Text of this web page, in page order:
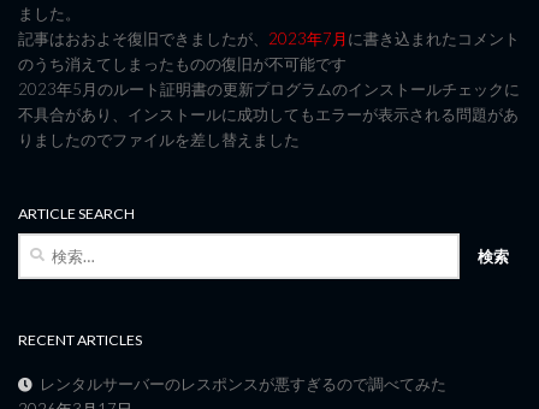
ました。
記事はおおよそ復旧できましたが、 2023年7月に書き込まれたコメント
のうち消えてしまったものの復旧が不可能です
2023年5月のルート証明書の更新プログラムのインストールチェックに
不具合があり、インストールに成功してもエラーが表示される問題があ
りましたのでファイルを差し替えました
ARTICLE SEARCH
RECENT ARTICLES
レンタルサーバーのレスポンスが悪すぎるので調べてみた